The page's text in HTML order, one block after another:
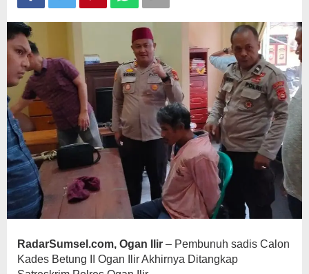
RadarSumsel.com, Ogan Ilir – Pembunuh sadis Calon
Kades Betung II Ogan Ilir Akhirnya Ditangkap